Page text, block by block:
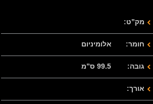
מק”ט:
חומר: אלומיניום
גובה: 99.5 ס”מ
אורך: